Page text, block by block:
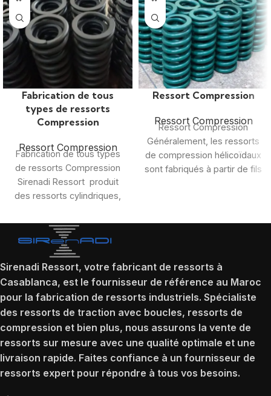
Fabrication de tous
types de ressorts
Compression
Ressort Compression
Fabrication de tous types
de ressorts Compression
Sirenadi Ressort produit
des ressorts cylindriques,
en tonneau, à
Ressort Compression
Ressort Compression
Ressort Compression
Généralement, les ressorts
de compression hélicoïdaux
sont fabriqués à partir de fils
Sirenadi Ressort, votre fabricant de ressorts à
Casablanca, est le fournisseur de référence au Maroc
pour la fabrication de ressorts industriels. Spécialiste
des ressorts de traction avec boucles, ressorts de
compression et bien plus, nous assurons la vente de
ressorts sur mesure avec une qualité optimale et une
livraison rapide. Faites confiance à un fournisseur de
ressorts expert pour répondre à tous vos besoins.